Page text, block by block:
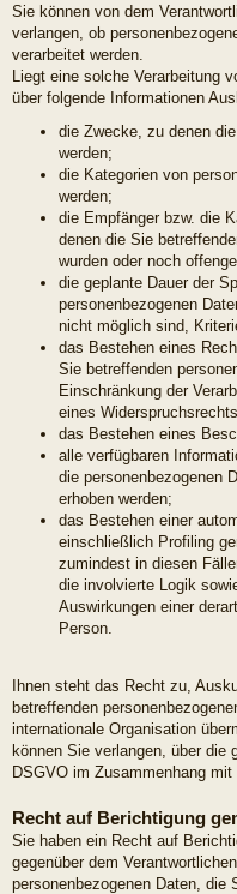
Sie können von dem
verlangen, ob
verarbeitet werden.
Liegt eine solche Verarbeitung
über folgende Informationen
die Zwecke, zu denen
werden;
die Kategorien von
werden;
die Empfänger bzw. die
denen die Sie
wurden oder noch
die geplante Dauer der
personenbezogenen
nicht möglich sind,
das Bestehen eines
Sie betreffenden
Einschränkung der
eines
das Bestehen eines
alle verfügbaren
die personenbezogenen
erhoben werden;
das Bestehen einer
einschließlich Profiling
zumindest in diesen
die involvierte Logik
Auswirkungen einer
Person.
Ihnen steht das Recht zu,
betreffenden
internationale Organisation
können Sie verlangen, über die
DSGVO im Zusammenhang
Recht auf Berichtigung
Sie haben ein Recht auf
gegenüber dem
personenbezogenen Daten, die